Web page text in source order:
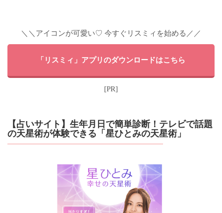
＼＼アイコンが可愛い♡ 今すぐリスミィを始める／／
「リスミィ」アプリのダウンロードはこちら
[PR]
【占いサイト】生年月日で簡単診断！テレビで話題
の天星術が体験できる「星ひとみの天星術」